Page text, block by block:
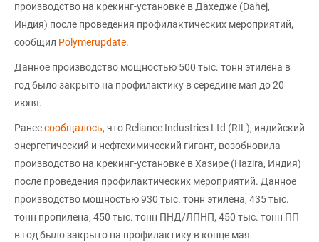
производство на крекинг-установке в Дахедже (Dahej,
Индия) после проведения профилактических мероприятий,
сообщил Polymerupdate.
Данное производство мощностью 500 тыс. тонн этилена в
год было закрыто на профилактику в середине мая до 20
июня.
Ранеесообщалось, что Reliance Industries Ltd (RIL), индийский
энергетический и нефтехимический гигант, возобновила
производство на крекинг-установке в Хазире (Hazira, Индия)
после проведения профилактических мероприятий. Данное
производство мощностью 930 тыс. тонн этилена, 435 тыс.
тонн пропилена, 450 тыс. тонн ПНД/ЛПНП, 450 тыс. тонн ПП
в год было закрыто на профилактику в конце мая.